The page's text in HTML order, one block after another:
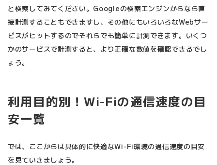
と検索してみてください。Googleの検索エンジンからなら直
接計測することもできますし、その他にもいろいろなWebサー
ビスがヒットするのでそれらでも簡単に計測できます。いくつ
かのサービスで計測すると、より正確な数値を確認できるでし
ょう。
利用目的別！Wi-Fiの通信速度の目
安一覧
では、ここからは具体的に快適なWi-Fi環境の通信速度の目安
を見ていきましょう。